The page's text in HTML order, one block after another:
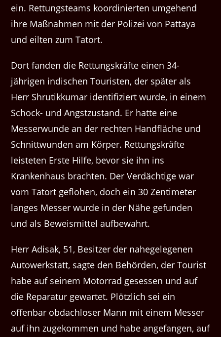
ein. Rettungsteams koordinierten umgehend
ihre Maßnahmen mit der Polizei von Pattaya
und eilten zum Tatort.
Dort fanden die Rettungskräfte einen 34-
jährigen indischen Touristen, der später als
Herr Shrutikkumar identifiziert wurde, in einem
Schock- und Angstzustand. Er hatte eine
Messerwunde an der rechten Handfläche und
Schnittwunden am Körper. Rettungskräfte
leisteten Erste Hilfe, bevor sie ihn ins
Krankenhaus brachten. Der Verdächtige war
vom Tatort geflohen, doch ein 30 Zentimeter
langes Messer wurde in der Nähe gefunden
und als Beweismittel aufbewahrt.
Herr Adisak, 51, Besitzer der nahegelegenen
Autowerkstatt, sagte den Behörden, der Tourist
habe auf seinem Motorrad gesessen und auf
die Reparatur gewartet. Plötzlich sei ein
offenbar obdachloser Mann mit einem Messer
auf ihn zugekommen und habe angefangen, auf